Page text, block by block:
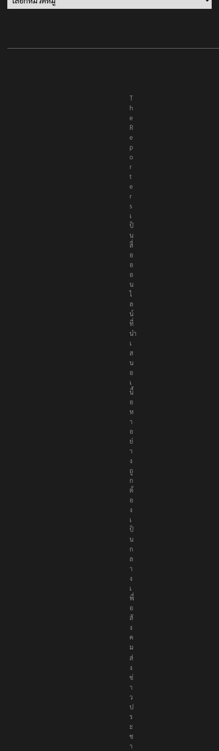
T
h
e
R
e
p
o
r
t
e
r
s
เ
ป็
น
สื่
อ
อ
อ
น
ไ
ล
น์
ที่
นำ
เ
ส
น
อ
เ
นื้
อ
ห
า
อ
ย่
า
ง
ถู
ก
ต้
อ
ง
เ
ป็
น
ก
ล
า
ง
เ
พื่
อ
สั
ง
ค
ม
ส่
ง
ข่
า
ว
ป
ร
ะ
ช
า